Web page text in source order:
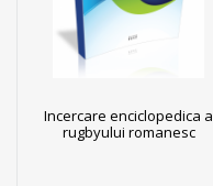
Incercare enciclopedica a
rugbyului romanesc